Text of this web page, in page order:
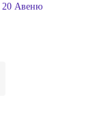
20 Авеню